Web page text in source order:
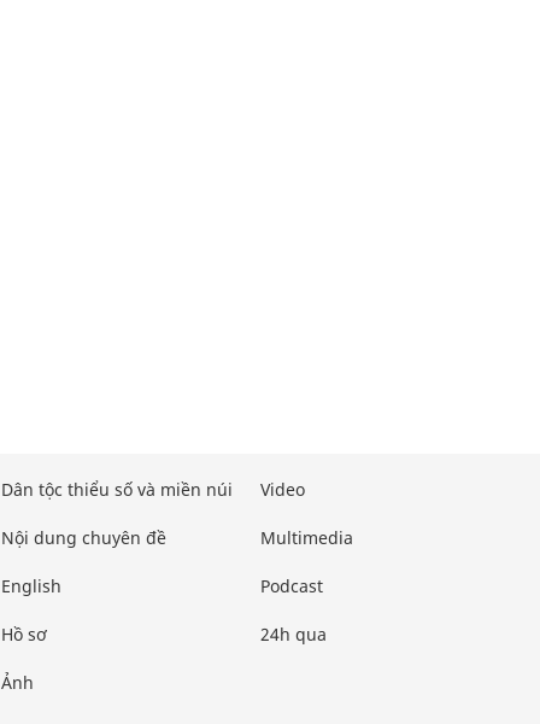
Dân tộc thiểu số và miền núi
Nội dung chuyên đề
English
Hồ sơ
Ảnh
Video
Multimedia
Podcast
24h qua